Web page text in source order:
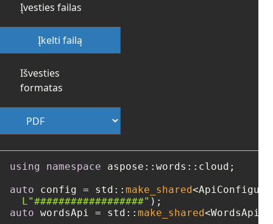
Įvesties failas
Įkelti failą
Išvesties
formatas
using namespace aspose::words::cloud;
auto config = std:: make_shared
L"##################"
auto wordsApi = std:: make_shared